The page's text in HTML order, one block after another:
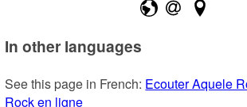
In other languages
See this page in French: Ecouter Aquele
Rock en ligne